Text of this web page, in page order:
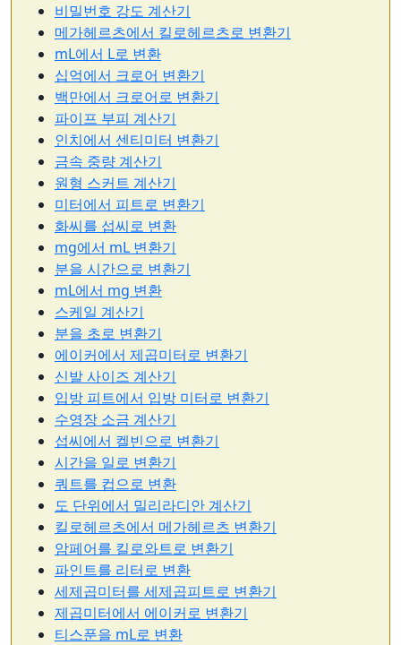
비밀번호 강도 계산기
메가헤르츠에서 킬로헤르츠로 변환기
mL에서 L로 변환
십억에서 크로어 변환기
백만에서 크로어로 변환기
파이프 부피 계산기
인치에서 센티미터 변환기
금속 중량 계산기
원형 스커트 계산기
미터에서 피트로 변환기
화씨를 섭씨로 변환
mg에서 mL 변환기
분을 시간으로 변환기
mL에서 mg 변환
스케일 계산기
분을 초로 변환기
에이커에서 제곱미터로 변환기
신발 사이즈 계산기
입방 피트에서 입방 미터로 변환기
수영장 소금 계산기
섭씨에서 켈빈으로 변환기
시간을 일로 변환기
쿼트를 컵으로 변환
도 단위에서 밀리라디안 계산기
킬로헤르츠에서 메가헤르츠 변환기
암페어를 킬로와트로 변환기
파인트를 리터로 변환
세제곱미터를 세제곱피트로 변환기
제곱미터에서 에이커로 변환기
티스푼을 mL로 변환